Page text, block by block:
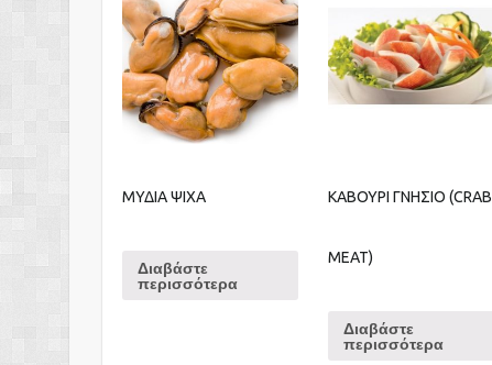
ΜΥΔΙΑ ΨΙΧΑ
Διαβάστε
περισσότερα
ΚΑΒΟΥΡΙ ΓΝΗΣΙΟ (CRAB
MEAT)
Διαβάστε
περισσότερα